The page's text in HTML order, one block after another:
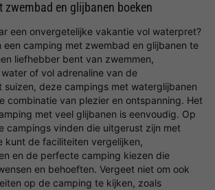
zwembad en glijbanen boeken
een onvergetelijke vakantie vol waterpret?
een camping met zwembad en glijbanen te
liefhebber bent van zwemmen,
of vol adrenaline van de
suizen, deze campings met waterglijbanen
combinatie van plezier en ontspanning. Het
met veel glijbanen is eenvoudig. Op
campings vinden die uitgerust zijn met
kunt de faciliteiten vergelijken,
en de perfecte camping kiezen die
en behoeften. Vergeet niet om ook
op de camping te kijken, zoals